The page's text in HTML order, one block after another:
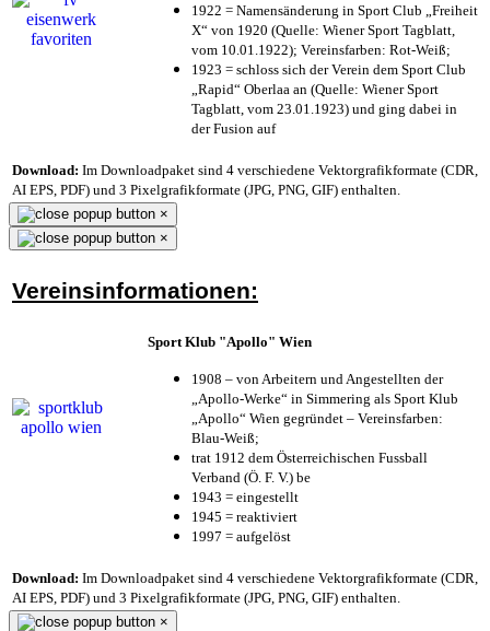
1922 = Namensänderung in Sport Club „Freiheit
X“ von 1920 (Quelle: Wiener Sport Tagblatt,
vom 10.01.1922); Vereinsfarben: Rot-Weiß;
1923 = schloss sich der Verein dem Sport Club
„Rapid“ Oberlaa an (Quelle: Wiener Sport
Tagblatt, vom 23.01.1923) und ging dabei in
der Fusion auf
Download: Im Downloadpaket sind 4 verschiedene Vektorgrafikformate (CDR,
AI EPS, PDF) und 3 Pixelgrafikformate (JPG, PNG, GIF) enthalten.
×
×
Vereinsinformationen:
Sport Klub "Apollo" Wien
1908 – von Arbeitern und Angestellten der
„Apollo-Werke“ in Simmering als Sport Klub
„Apollo“ Wien gegründet – Vereinsfarben:
Blau-Weiß;
trat 1912 dem Österreichischen Fussball
Verband (Ö. F. V.) be
1943 = eingestellt
1945 = reaktiviert
1997 = aufgelöst
Download: Im Downloadpaket sind 4 verschiedene Vektorgrafikformate (CDR,
AI EPS, PDF) und 3 Pixelgrafikformate (JPG, PNG, GIF) enthalten.
×